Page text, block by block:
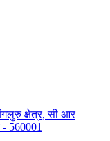
क्षेत्र, सी आर
- 560001